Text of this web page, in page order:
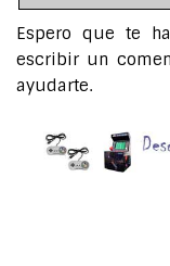
Espero que te
escribir un
ayudarte.